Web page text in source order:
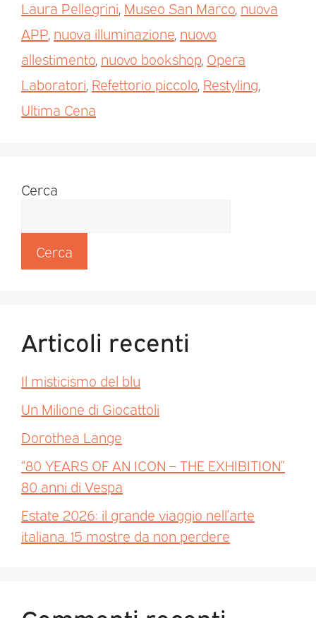
Laura Pellegrini, Museo San Marco, nuova
APP, nuova illuminazione, nuovo
allestimento, nuovo bookshop, Opera
Laboratori, Refettorio piccolo, Restyling,
Ultima Cena
Cerca
Cerca
Articoli recenti
Il misticismo del blu
Un Milione di Giocattoli
Dorothea Lange
“80 YEARS OF AN ICON – THE EXHIBITION”
80 anni di Vespa
Estate 2026: il grande viaggio nell’arte
italiana. 15 mostre da non perdere